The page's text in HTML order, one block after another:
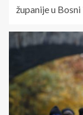
županije u